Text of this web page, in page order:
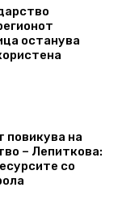
останува
повикува на
– Лепиткова:
со